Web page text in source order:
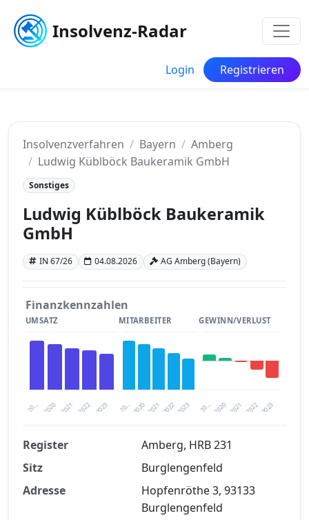
Insolvenz-Radar
Login Registrieren
Insolvenzverfahren Bayern
Amberg
Ludwig Küblböck Baukeramik GmbH
Sonstiges
Ludwig Küblböck Baukeramik
GmbH
IN 67/26 04.08.2026 AG Amberg (Bayern)
Finanzkennzahlen
UMSATZ
20… 2021 2023
2020 2022
MITARBEITER
20… 2021 2023
2020 2022
GEWINN/VERLUST
20… 2021 2023
2020 2022
Finanzkennzahlen nach kostenloser
Registrierung verfügbar
Jetzt kostenlos registrieren
Register
Amberg, HRB 231
Sitz
Burglengenfeld
Adresse
Hopfenröthe 3, 93133
Burglengenfeld